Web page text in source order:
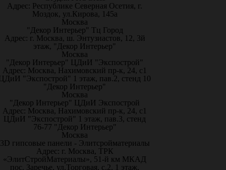
Адрес: Республике Северная Осетия, г.
Моздок, ул.Кирова, 145а
Москва
"Декор Интерьер" Тц Город
Адрес: г. Москва, ш. Энтузиастов, 12, 3й
этаж, "Декор Интерьер"
Москва
"Декор Интерьер" ЦДиИ "Экспострой"
Адрес: Москва, Нахимовский пр-к, 24, с1
"Экспострой" 1 этаж, пав.2, стенд 10
"Декор Интерьер"
Москва
"Декор Интерьер" ЦДиИ Экспострой
Адрес: Москва, Нахимовский пр-к, 24, с1
ЦДиИ "Экспострой" 1 этаж, пав.3, стенд
76-77 "Декор Интерьер"
Москва
3D гипсовые панели - Элитсройматериалы
Адрес: г. Москва, ТРК
«ЭлитСтройМатериалы», 51-й км МКАД
пос. Заречье, ул.Торговая, с.2, 1 этаж,